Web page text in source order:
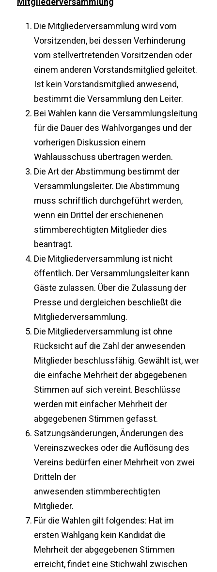
Die Mitgliederversammlung wird vom
Vorsitzenden, bei dessen Verhinderung
vom stellvertretenden Vorsitzenden oder
einem anderen Vorstandsmitglied geleitet.
Ist kein Vorstandsmitglied anwesend,
bestimmt die Versammlung den Leiter.
Bei Wahlen kann die Versammlungsleitung
für die Dauer des Wahlvorganges und der
vorherigen Diskussion einem
Wahlausschuss übertragen werden.
Die Art der Abstimmung bestimmt der
Versammlungsleiter. Die Abstimmung
muss schriftlich durchgeführt werden,
wenn ein Drittel der erschienenen
stimmberechtigten Mitglieder dies
beantragt.
Die Mitgliederversammlung ist nicht
öffentlich. Der Versammlungsleiter kann
Gäste zulassen. Über die Zulassung der
Presse und dergleichen beschließt die
Mitgliederversammlung.
Die Mitgliederversammlung ist ohne
Rücksicht auf die Zahl der anwesenden
Mitglieder beschlussfähig. Gewählt ist, wer
die einfache Mehrheit der abgegebenen
Stimmen auf sich vereint. Beschlüsse
werden mit einfacher Mehrheit der
abgegebenen Stimmen gefasst.
Satzungsänderungen, Änderungen des
Vereinszweckes oder die Auflösung des
Vereins bedürfen einer Mehrheit von zwei
Dritteln der
anwesenden stimmberechtigten
Mitglieder.
Für die Wahlen gilt folgendes: Hat im
ersten Wahlgang kein Kandidat die
Mehrheit der abgegebenen Stimmen
erreicht, findet eine Stichwahl zwischen